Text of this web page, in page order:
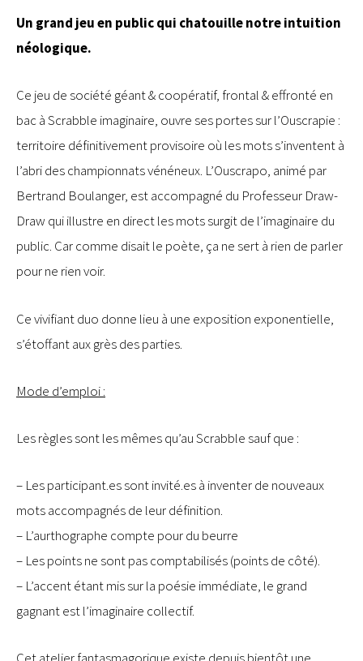
Un grand jeu en public qui chatouille notre intuition
néologique.
Ce jeu de société géant & coopératif, frontal & effronté en
bac à Scrabble imaginaire, ouvre ses portes sur l’Ouscrapie :
territoire définitivement provisoire où les mots s’inventent à
l’abri des championnats vénéneux. L’Ouscrapo, animé par
Bertrand Boulanger, est accompagné du Professeur Draw-
Draw qui illustre en direct les mots surgit de l’imaginaire du
public. Car comme disait le poète, ça ne sert à rien de parler
pour ne rien voir.
Ce vivifiant duo donne lieu à une exposition exponentielle,
s’étoffant aux grès des parties.
Mode d’emploi :
Les règles sont les mêmes qu’au Scrabble sauf que :
– Les participant.es sont invité.es à inventer de nouveaux
mots accompagnés de leur définition.
– L’aurthographe compte pour du beurre
– Les points ne sont pas comptabilisés (points de côté).
– L’accent étant mis sur la poésie immédiate, le grand
gagnant est l’imaginaire collectif.